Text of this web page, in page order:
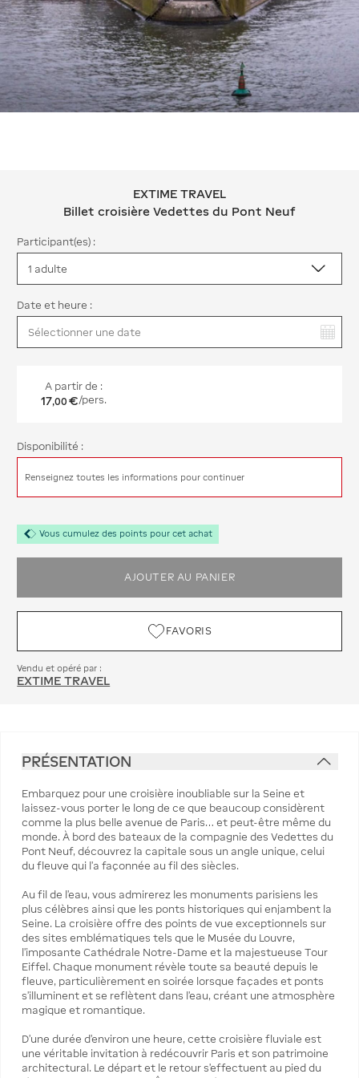
EXTIME TRAVEL Billet croisière
EXTIME TRAVEL
Billet croisière Vedettes du Pont Neuf
Participant(es) :
Date et heure :
A partir de :
17,00 €/pers.
Disponibilité :
Renseignez toutes les informations pour continuer
Vous cumulez des points pour cet achat
AJOUTER AU PANIER
FAVORIS
Vendu et opéré par :
EXTIME TRAVEL
PRÉSENTATION
Embarquez pour une croisière inoubliable sur la Seine et
laissez-vous porter le long de ce que beaucoup considèrent
comme la plus belle avenue de Paris… et peut-être même du
monde. À bord des bateaux de la compagnie des Vedettes du
Pont Neuf, découvrez la capitale sous un angle unique, celui
du fleuve qui l’a façonnée au fil des siècles.
Au fil de l’eau, vous admirerez les monuments parisiens les
plus célèbres ainsi que les ponts historiques qui enjambent la
Seine. La croisière offre des points de vue exceptionnels sur
des sites emblématiques tels que le Musée du Louvre,
l’imposante Cathédrale Notre-Dame et la majestueuse Tour
Eiffel. Chaque monument révèle toute sa beauté depuis le
fleuve, particulièrement en soirée lorsque façades et ponts
s’illuminent et se reflètent dans l’eau, créant une atmosphère
magique et romantique.
D’une durée d’environ une heure, cette croisière fluviale est
une véritable invitation à redécouvrir Paris et son patrimoine
architectural. Le départ et le retour s’effectuent au pied du